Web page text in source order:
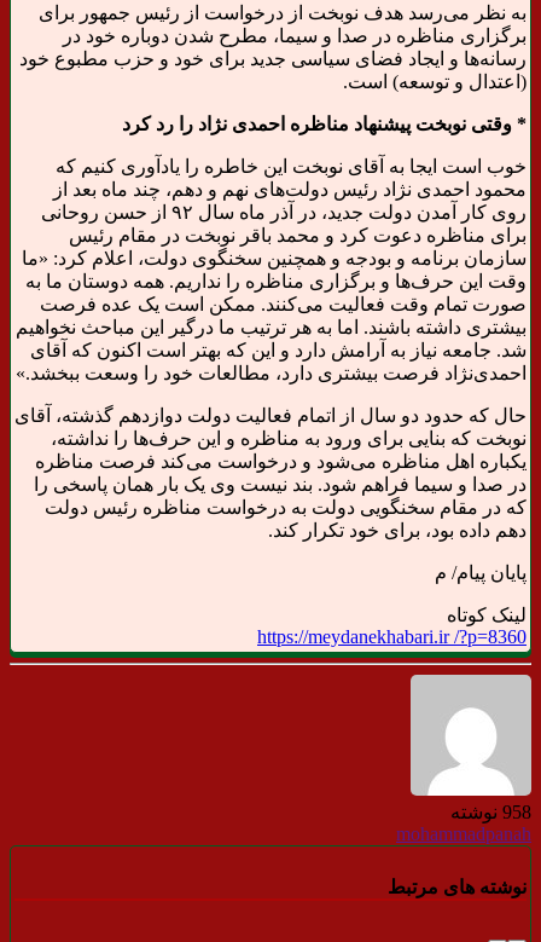
به نظر می‌رسد هدف نوبخت از درخواست از رئیس جمهور برای
برگزاری مناظره در صدا و سیما، مطرح شدن دوباره خود در
رسانه‌ها و ایجاد فضای سیاسی جدید برای خود و حزب مطبوع خود
(اعتدال و توسعه) است.
* وقتی نوبخت پیشنهاد مناظره احمدی نژاد را رد کرد
خوب است ایجا به آقای نوبخت این خاطره را یادآوری کنیم که
محمود احمدی نژاد رئیس دولت‌های نهم و دهم، چند ماه بعد از
روی کار آمدن دولت جدید، در آذر ماه سال ۹۲ از حسن روحانی
برای مناظره دعوت کرد و محمد باقر نوبخت در مقام رئیس
سازمان برنامه و بودجه و همچنین سخنگوی دولت، اعلام کرد: «ما
وقت این حرف‌ها و برگزاری مناظره را نداریم. همه‌ دوستان ما به
صورت تمام وقت فعالیت می‌کنند. ممکن است یک عده فرصت
بیشتری داشته باشند. اما به هر ترتیب ما درگیر این مباحث نخواهیم
شد. جامعه نیاز به آرامش دارد و این که بهتر است اکنون که آقای
احمدی‌نژاد فرصت بیشتری دارد، مطالعات خود را وسعت ببخشد.»
حال که حدود دو سال از اتمام فعالیت دولت دوازدهم گذشته، آقای
نوبخت که بنایی برای ورود به مناظره و این حرف‌ها را نداشته،
یکباره اهل مناظره می‌شود و درخواست می‌کند فرصت مناظره
در صدا و سیما فراهم شود. بند نیست وی یک بار همان پاسخی را
که در مقام سخنگویی دولت به درخواست مناظره رئیس دولت
دهم داده بود، برای خود تکرار کند.
پایان پیام/ م
لینک کوتاه
https://meydanekhabari.ir /?p=8360
958 نوشته
mohammadpanah
نوشته های مرتبط